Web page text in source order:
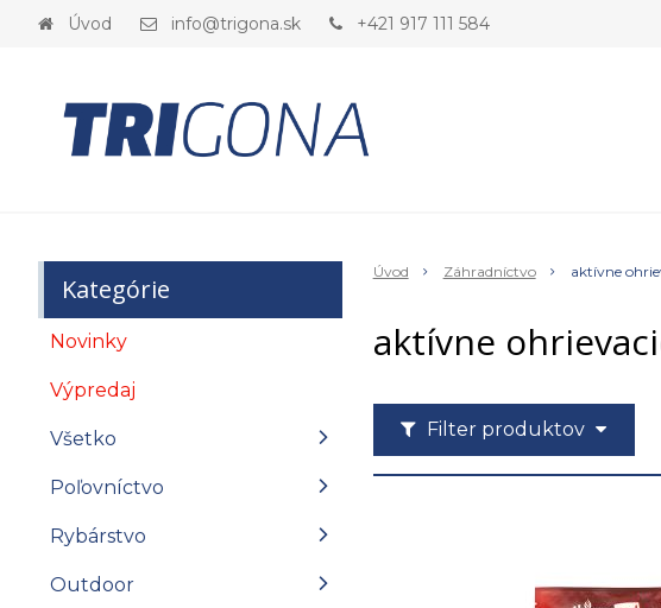
Úvod info@trigona.sk +421 917 111 584
Úvod Záhradníctvo aktívne
aktívne
Filter produktov
Kategórie
Novinky
Výpredaj
Všetko
Poľovníctvo
Rybárstvo
Outdoor